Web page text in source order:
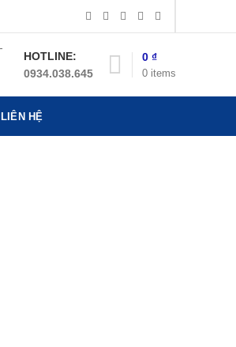
HOTLINE:
0934.038.645
0 items
0 ₫
LIÊN HỆ